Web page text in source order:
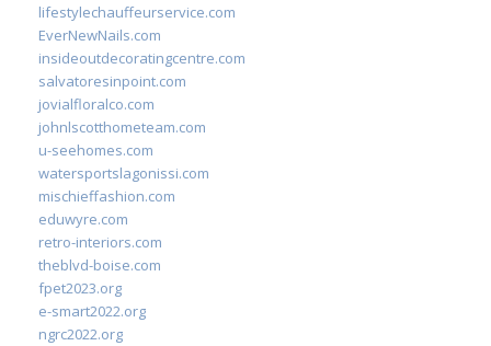
lifestylechauffeurservice.com
EverNewNails.com
insideoutdecoratingcentre.com
salvatoresinpoint.com
jovialfloralco.com
johnlscotthometeam.com
u-seehomes.com
watersportslagonissi.com
mischieffashion.com
eduwyre.com
retro-interiors.com
theblvd-boise.com
fpet2023.org
e-smart2022.org
ngrc2022.org